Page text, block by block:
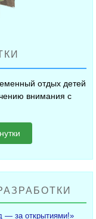
отдых детей
внимания с
— за открытиями!»